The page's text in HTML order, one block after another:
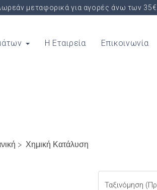
μεταφορικά για αγορές άνω των 35€
Η Εταιρεία Επικοινωνία
> Χημική Κατάλυση